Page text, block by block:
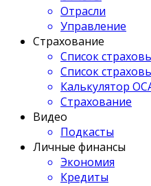
Отрасли
Управление
Страхование
Список
Список
Калькулятор
Страхование
Видео
Подкасты
Личные финансы
Экономия
Кредиты